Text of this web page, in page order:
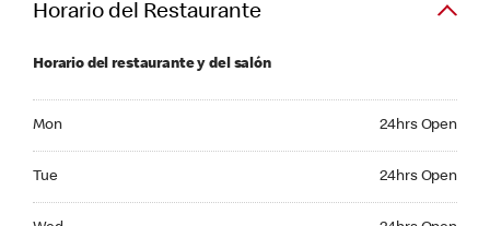
Horario del Restaurante
Horario del restaurante y del salón
Mon 24hrs Open
Tue 24hrs Open